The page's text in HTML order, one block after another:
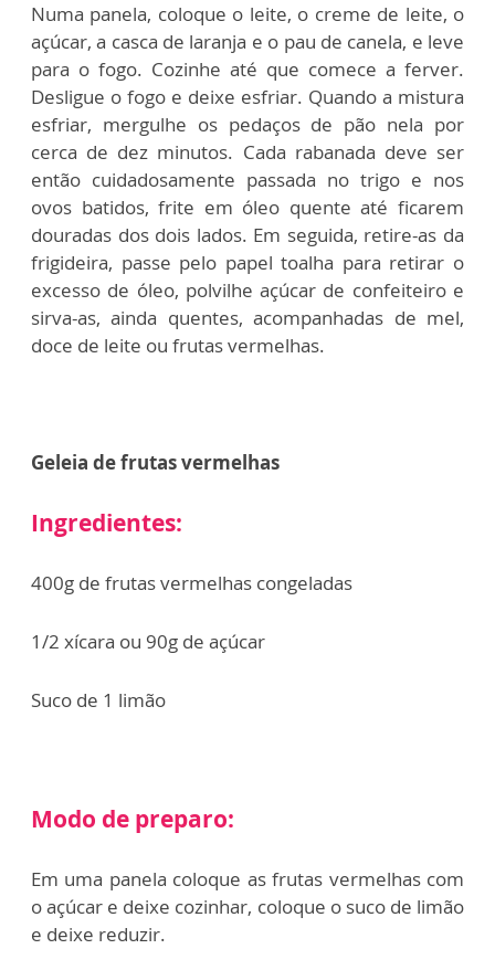
Numa panela, coloque o leite, o creme de leite, o
açúcar, a casca de laranja e o pau de canela, e leve
para o fogo. Cozinhe até que comece a ferver.
Desligue o fogo e deixe esfriar. Quando a mistura
esfriar, mergulhe os pedaços de pão nela por
cerca de dez minutos. Cada rabanada deve ser
então cuidadosamente passada no trigo e nos
ovos batidos, frite em óleo quente até ficarem
douradas dos dois lados. Em seguida, retire-as da
frigideira, passe pelo papel toalha para retirar o
excesso de óleo, polvilhe açúcar de confeiteiro e
sirva-as, ainda quentes, acompanhadas de mel,
doce de leite ou frutas vermelhas.
Geleia de frutas vermelhas
Ingredientes:
400g de frutas vermelhas congeladas
1/2 xícara ou 90g de açúcar
Suco de 1 limão
Modo de preparo:
Em uma panela coloque as frutas vermelhas com
o açúcar e deixe cozinhar, coloque o suco de limão
e deixe reduzir.